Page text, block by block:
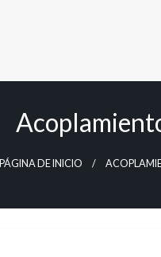
PÁGINA DE INICIO